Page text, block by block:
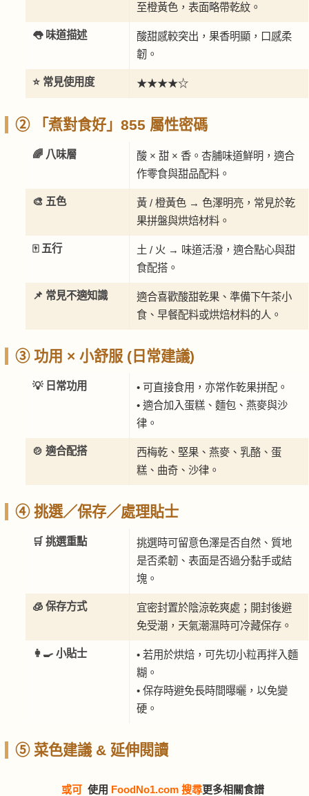
至橙黃色，表面略帶乾紋。
👅 味道描述
酸甜感較突出，果香明顯，口感柔
韌。
⭐ 常見使用度 ★★★★☆
② 「煮對食好」855 屬性密碼
🌈 八味層
酸 × 甜 × 香。杏脯味道鮮明，適合
作零食與甜品配料。
🎨 五色
黃 / 橙黃色 → 色澤明亮，常見於乾
果拼盤與烘焙材料。
🀄 五行
土 / 火 → 味道活潑，適合點心與甜
食配搭。
📌 常見不適知識
適合喜歡酸甜乾果、準備下午茶小
食、早餐配料或烘焙材料的人。
③ 功用 × 小舒服 (日常建議)
💡 日常功用
• 可直接食用，亦常作乾果拼配。
• 適合加入蛋糕、麵包、燕麥與沙
律。
🍲 適合配搭
西梅乾、堅果、燕麥、乳酪、蛋
糕、曲奇、沙律。
④ 挑選／保存／處理貼士
🛒 挑選重點
挑選時可留意色澤是否自然、質地
是否柔韌、表面是否過分黏手或結
塊。
🧊 保存方式
宜密封置於陰涼乾爽處；開封後避
免受潮，天氣潮濕時可冷藏保存。
👩‍🍳 小貼士
• 若用於烘焙，可先切小粒再拌入麵
糊。
• 保存時避免長時間曝曬，以免變
硬。
⑤ 菜色建議 & 延伸閱讀
或可 使用 FoodNo1.com 搜尋更多相關食譜